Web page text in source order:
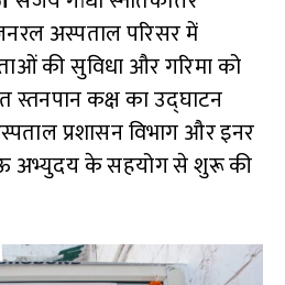
eअस्पताल परिसर में
की सुविधा और गरिमा को
स्तनपान कक्ष का उद्घाटन
प्रशासन विभाग और इनर
के सहयोग से शुरू की